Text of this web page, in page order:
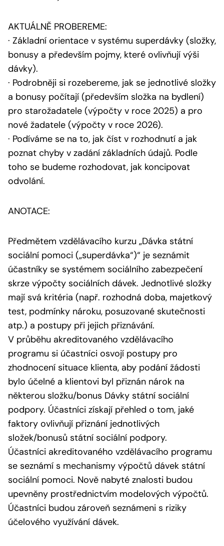
AKTUÁLNĚ PROBEREME:
· Základní orientace v systému superdávky (složky,
bonusy a především pojmy, které ovlivňují výši
dávky).
· Podrobněji si rozebereme, jak se jednotlivé složky
a bonusy počítají (především složka na bydlení)
pro starožadatele (výpočty v roce 2025) a pro
nové žadatele (výpočty v roce 2026).
· Podíváme se na to, jak číst v rozhodnutí a jak
poznat chyby v zadání základních údajů. Podle
toho se budeme rozhodovat, jak koncipovat
odvolání.
ANOTACE:
Předmětem vzdělávacího kurzu „Dávka státní
sociální pomoci („superdávka“)“ je seznámit
účastníky se systémem sociálního zabezpečení
skrze výpočty sociálních dávek. Jednotlivé složky
mají svá kritéria (např. rozhodná doba, majetkový
test, podmínky nároku, posuzované skutečnosti
atp.) a postupy při jejich přiznávání.
V průběhu akreditovaného vzdělávacího
programu si účastníci osvojí postupy pro
zhodnocení situace klienta, aby podání žádosti
bylo účelné a klientovi byl přiznán nárok na
některou složku/bonus Dávky státní sociální
podpory. Účastníci získají přehled o tom, jaké
faktory ovlivňují přiznání jednotlivých
složek/bonusů státní sociální podpory.
Účastníci akreditovaného vzdělávacího programu
se seznámí s mechanismy výpočtů dávek státní
sociální pomoci. Nově nabyté znalosti budou
upevněny prostřednictvím modelových výpočtů.
Účastníci budou zároveň seznámeni s riziky
účelového využívání dávek.